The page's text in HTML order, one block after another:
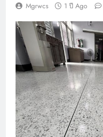
Mgrwcs 1 ปี Ago